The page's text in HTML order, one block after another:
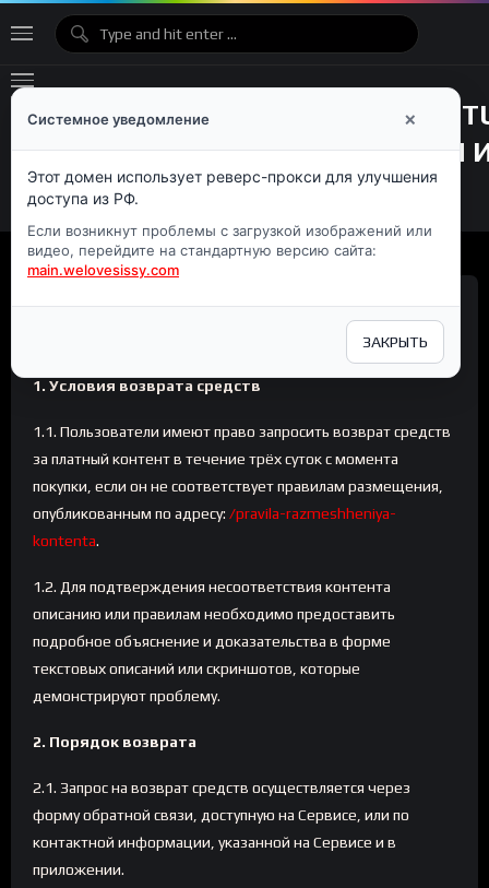
Политика возврата
1. Условия возврата средств
1.1. Пользователи имеют право запросить возврат средств
за платный контент в течение трёх суток с момента
покупки, если он не соответствует правилам размещения,
опубликованным по адресу: /pravila-razmeshheniya-
kontenta.
1.2. Для подтверждения несоответствия контента
описанию или правилам необходимо предоставить
подробное объяснение и доказательства в форме
текстовых описаний или скриншотов, которые
демонстрируют проблему.
2. Порядок возврата
2.1. Запрос на возврат средств осуществляется через
форму обратной связи, доступную на Сервисе, или по
контактной информации, указанной на Сервисе и в
приложении.
Системное уведомление ×
Этот домен использует реверс-прокси для улучшения
доступа из РФ.
Если возникнут проблемы с загрузкой изображений или
видео, перейдите на стандартную версию сайта:
main.welovesissy.com
ЗАКРЫТЬ